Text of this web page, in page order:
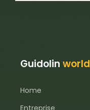
Guidolinworld
Home
Entreprise